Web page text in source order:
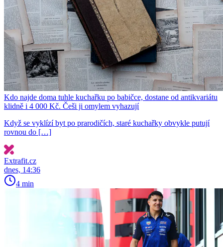
Kdo najde doma tuhle kuchařku po babičce, dostane od antikvariátu
klidně i 4 000 Kč. Češi ji omylem vyhazují
Když se vyklízí byt po prarodičích, staré kuchařky obvykle putují
rovnou do […]
Extrafit.cz
dnes, 14:36
4 min